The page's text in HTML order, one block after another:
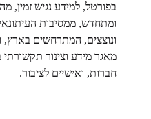
בפורטל, למידע נגיש זמין,
ומתחדש, ממסיבות
ונוצצים, המתרחשים בארץ,
מאגר מידע וצינור תקשורתי
חברות, ואישיים לציבור.